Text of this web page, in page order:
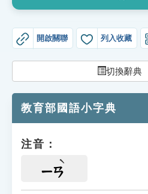
教學應用
貓頭鷹博士
開啟關聯 列入收藏
切換辭典
教育部國語小字典
注音：
ㄧㄢ